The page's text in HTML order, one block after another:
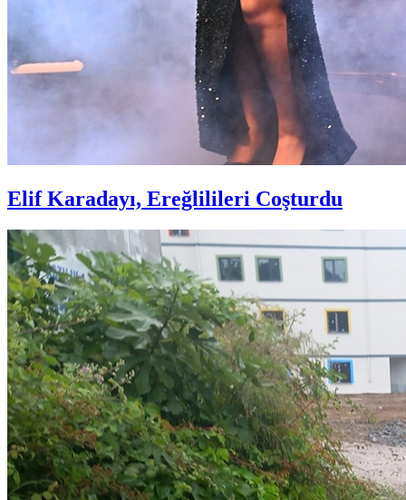
Elif Karadayı, Ereğlilileri Coşturdu